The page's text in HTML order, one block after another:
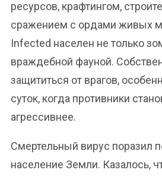
ресурсов, крафтингом,
сражением с ордами живых
Infected населен не только
враждебной фауной.
защититься от врагов,
суток, когда противники
агрессивнее.
Смертельный вирус поразил
население Земли. Казалось,